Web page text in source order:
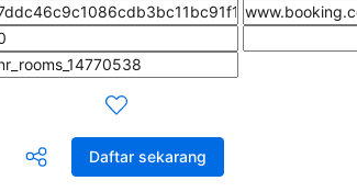
Daftar sekarang